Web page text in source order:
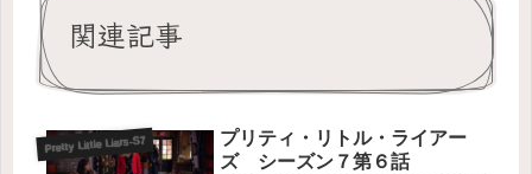
関連記事
Pretty Little Liars-S7
プリティ・リトル・ライアー
ズ シーズン７第６話